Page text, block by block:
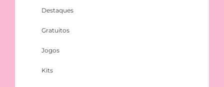
Destaques
Gratuitos
Jogos
Kits